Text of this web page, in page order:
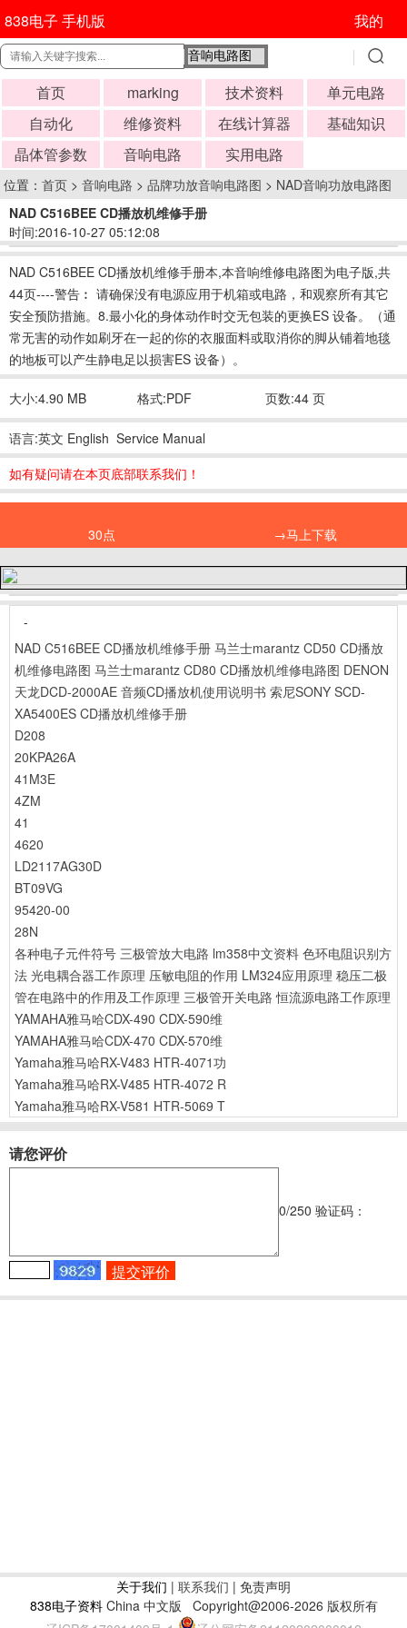
838电子 手机版 我的
首页 marking 技术资料
单元电路
自动化
维修资料 在线计算器
基础知识
晶体管参数
音响电路 实用电路
位置： 首页 > 音响电路 > 品牌功放音响电路图 > NAD音响功放电路图
NAD C516BEE CD播放机维修手册
时间:2016-10-27 05:12:08
NAD C516BEE CD播放机维修手册本,本音响维修电路图为电子版,共
44页----警告︰ 请确保没有电源应用于机箱或电路，和观察所有其它
安全预防措施。8.最小化的身体动作时交无包装的更换ES 设备。（通
常无害的动作如刷牙在一起的你的衣服面料或取消你的脚从铺着地毯
的地板可以产生静电足以损害ES 设备）。
大小:4.90 MB 格式:PDF 页数:44 页
语言:英文 English Service Manual
如有疑问请在本页底部联系我们！
30点 →马上下载
-
NAD C516BEE CD播放机维修手册 马兰士marantz CD50 CD播放
机维修电路图 马兰士marantz CD80 CD播放机维修电路图 DENON
天龙DCD-2000AE 音频CD播放机使用说明书 索尼SONY SCD-
XA5400ES CD播放机维修手册
D208
20KPA26A
41M3E
4ZM
41
4620
LD2117AG30D
BT09VG
95420-00
28N
各种电子元件符号 三极管放大电路 lm358中文资料 色环电阻识别方
法 光电耦合器工作原理 压敏电阻的作用 LM324应用原理 稳压二极
管在电路中的作用及工作原理 三极管开关电路 恒流源电路工作原理
YAMAHA雅马哈CDX-490 CDX-590维
YAMAHA雅马哈CDX-470 CDX-570维
Yamaha雅马哈RX-V483 HTR-4071功
Yamaha雅马哈RX-V485 HTR-4072 R
Yamaha雅马哈RX-V581 HTR-5069 T
请您评价
0/250 验证码：
关于我们 | 联系我们 | 免责声明
838电子资料China 中文版
Copyright@2006-2026 版权所有